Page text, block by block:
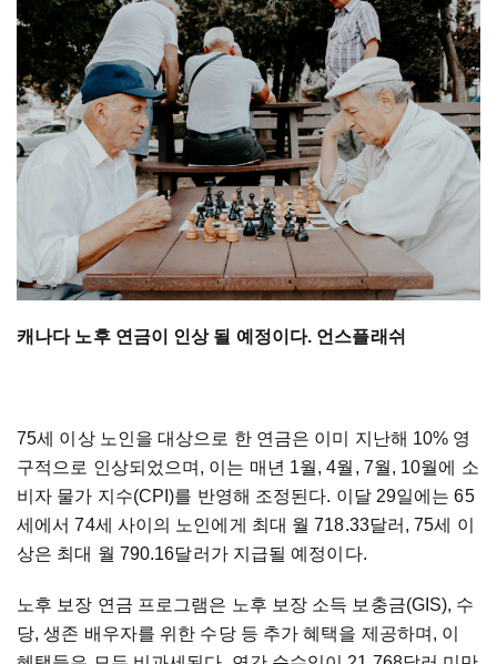
캐나다 노후 연금이 인상 될 예정이다. 언스플래쉬
75세 이상 노인을 대상으로 한 연금은 이미 지난해 10% 영
구적으로 인상되었으며, 이는 매년 1월, 4월, 7월, 10월에 소
비자 물가 지수(CPI)를 반영해 조정된다. 이달 29일에는 65
세에서 74세 사이의 노인에게 최대 월 718.33달러, 75세 이
상은 최대 월 790.16달러가 지급될 예정이다.
노후 보장 연금 프로그램은 노후 보장 소득 보충금(GIS), 수
당, 생존 배우자를 위한 수당 등 추가 혜택을 제공하며, 이